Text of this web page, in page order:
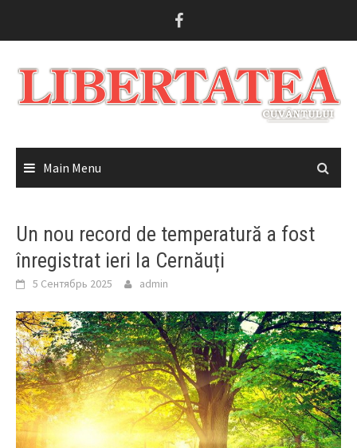
Main Menu
Un nou record de temperatură a fost
înregistrat ieri la Cernăuți
5 Сентябрь 2025 admin